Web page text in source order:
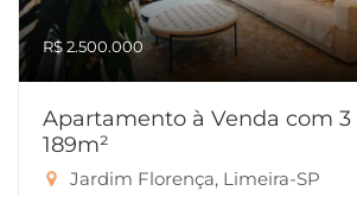
R$ 2.500.000
Apartamento à Venda com 3
189m²
Jardim Florença, Limeira-SP